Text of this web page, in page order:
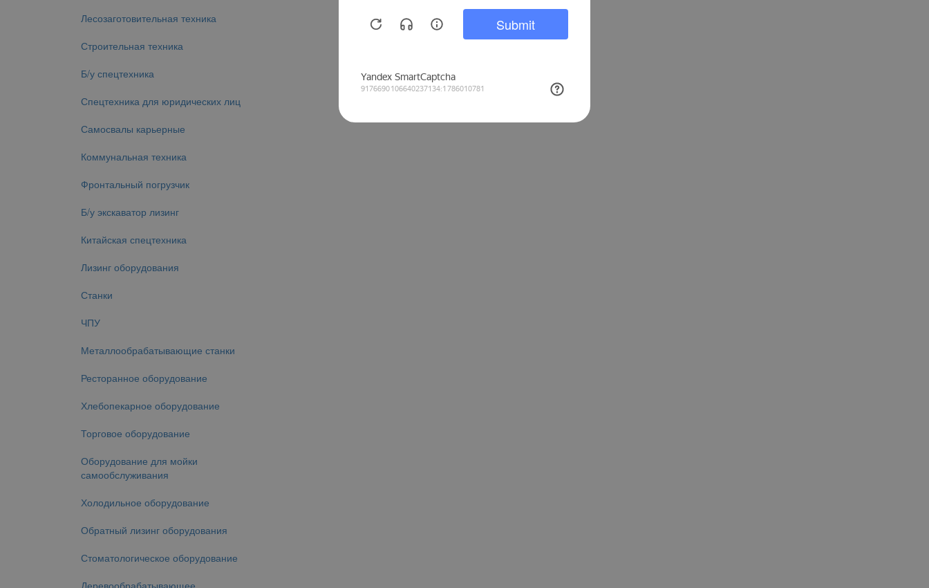
Лесозаготовительная техника
Строительная техника
Б/у спецтехника
Спецтехника для юридических лиц
Самосвалы карьерные
Коммунальная техника
Фронтальный погрузчик
Б/у экскаватор лизинг
Китайская спецтехника
Лизинг оборудования
Станки
ЧПУ
Металлообрабатывающие станки
Ресторанное оборудование
Хлебопекарное оборудование
Торговое оборудование
Оборудование для мойки
самообслуживания
Холодильное оборудование
Обратный лизинг оборудования
Стоматологическое оборудование